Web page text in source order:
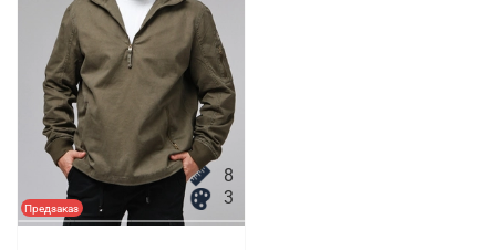
Предзаказ
8
3